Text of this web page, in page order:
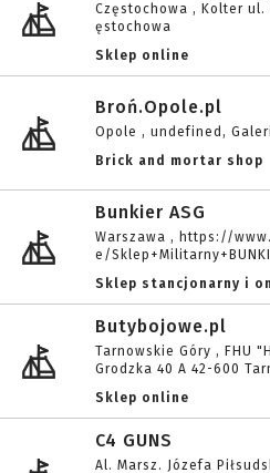
Częstochowa , Kolter ul. Kopernika 2 42-200 Cz
ęstochowa
Sklep online
Broń.Opole.pl
Opole , undefined,
Brick and mortar shop
Bunkier ASG
Warszawa , https://www.google.pl/maps/plac
e/
7267,21.0355718,15z/
Sklep stancjonarny i
Butybojowe.pl
Tarnowskie Góry , FHU "HERO" Tomasz Giza ul.
Grodzka 40 A 42-600
Sklep online
C4 GUNS
Al. Marsz. Józefa